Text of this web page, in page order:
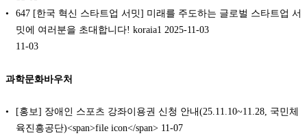
647 [한국 혁신 스타트업 서밋] 미래를 주도하는 글로벌 스타트업 서
밋에 여러분을 초대합니다! koraia1 2025-11-03
11-03
과학문화바우처
[홍보] 장애인 스포츠 강좌이용권 신청 안내(25.11.10~11.28, 국민체
육진흥공단)<span>file icon</span> 11-07